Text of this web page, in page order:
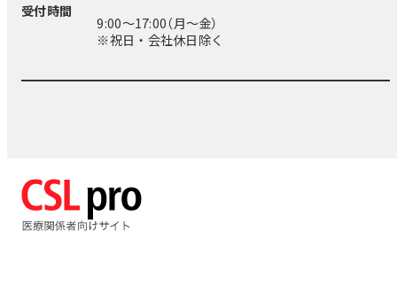
受付時間
9:00〜17:00（月～金）
※祝日・会社休日除く